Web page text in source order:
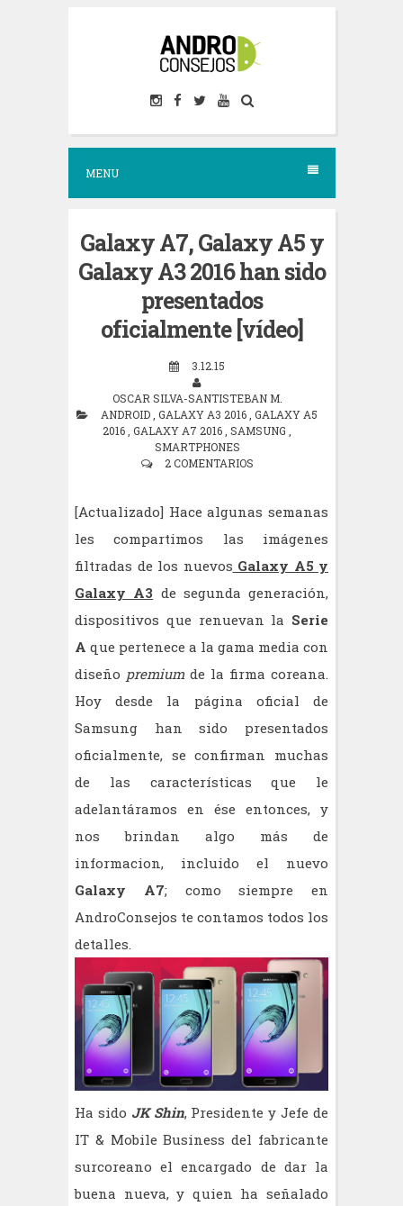
MENU
Galaxy A7, Galaxy A5 y
Galaxy A3 2016 han sido
presentados
oficialmente [vídeo]
3.12.15
OSCAR SILVA-SANTISTEBAN M.
ANDROID GALAXY A3 2016 GALAXY A5
2016 GALAXY A7 2016 SAMSUNG
SMARTPHONES
2 COMENTARIOS
[Actualizado] Hace algunas semanas
les compartimos las imágenes
filtradas de los nuevos Galaxy A5 y
Galaxy A3 de segunda generación,
dispositivos que renuevan la Serie
A que pertenece a la gama media con
diseño premium de la firma coreana.
Hoy desde la página oficial de
Samsung han sido presentados
oficialmente, se confirman muchas
de las características que le
adelantáramos en ése entonces, y
nos brindan algo más de
informacion, incluido el nuevo
Galaxy A7; como siempre en
AndroConsejos te contamos todos los
detalles.
Ha sido JK Shin, Presidente y Jefe de
IT & Mobile Business del fabricante
surcoreano el encargado de dar la
buena nueva, y quien ha señalado